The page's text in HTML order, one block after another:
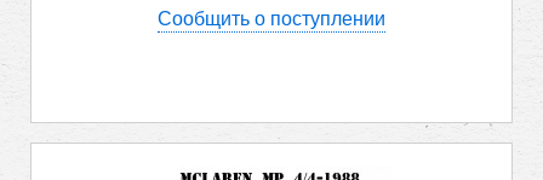
Сообщить о поступлении